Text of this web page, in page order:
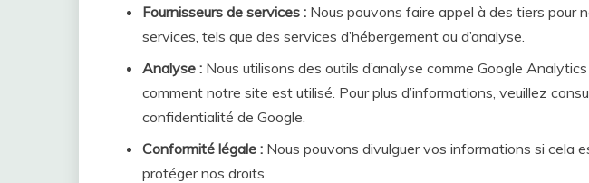
Fournisseurs de services : Nous pouvons faire appel à des tiers pour
services, tels que des services d’hébergement ou d’analyse.
Analyse : Nous utilisons des outils d’analyse comme Google
comment notre site est utilisé. Pour plus d’informations, veuillez
confidentialité de Google.
Conformité légale : Nous pouvons divulguer vos informations si cela
protéger nos droits.